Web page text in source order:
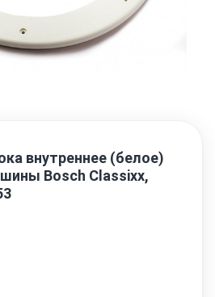
внутреннее (белое)
Bosch Classixx,